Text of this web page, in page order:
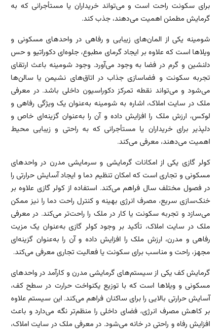
برای سکونت راحت است و می‌تواند خریداران یا مستأجرانی که به
گرمایش مطمئن اهمیت می‌دهند، جذب کند.
شومینه یکی از المان‌های زیبایی و رفاهی در واحدهای مسکونی و
ویلاها است که علاوه بر ایجاد گرمای مطبوع، جلوه‌ای دکوراتیو و حس
دلنشین و گرم در فضا به وجود می‌آورد. وجود شومینه باعث ارتقای
تجربه سکونت و فضاسازی جذاب در اتاق‌های نشیمن یا سالن‌ها
می‌شود و می‌تواند نقطه تمرکز دکوراسیون داخلی باشد. در معرفی
ملک در سایت املاک، اشاره به شومینه به‌عنوان یک ویژگی رفاهی و
لوکس، ارزش ملک را افزایش داده و آن را به‌عنوان گزینه‌ای خاص و
دلپذیر برای خریداران یا مستأجرانی که به راحتی و زیبایی محیط
اهمیت می‌دهند، معرفی می‌کند.
کولر گازی یکی از امکانات گرمایشی و سرمایشی مدرن در واحدهای
مسکونی و تجاری است که امکان تنظیم دما و ایجاد آسایش حرارتی را
در فصول مختلف سال فراهم می‌کند. استفاده از کولر گازی علاوه بر
خنک‌سازی سریع، مصرف انرژی بهینه و کنترل راحت دما را نیز ممکن
می‌سازد و تجربه سکونت یا کار در ملک را راحت‌تر می‌کند. در معرفی
ملک در سایت املاک، تأکید بر وجود کولر گازی به‌عنوان یک مزیت
رفاهی و مدرن، ارزش ملک را افزایش داده و آن را به‌عنوان گزینه‌ای
مجهز، راحت و مناسب برای سکونت یا فعالیت تجاری معرفی می‌کند.
گرمایش کف یکی از سیستم‌های گرمایشی مدرن و کارآمد در واحدهای
مسکونی و ویلاها است که با توزیع یکنواخت حرارت در سطح کف،
آسایش حرارتی بالایی را برای ساکنان فراهم می‌کند. این سیستم علاوه
بر کاهش مصرف انرژی، فضای داخلی را منظم‌تر نگه می‌دارد و باعث
افزایش رفاه و راحتی در خانه می‌شود. در معرفی ملک در سایت املاک،